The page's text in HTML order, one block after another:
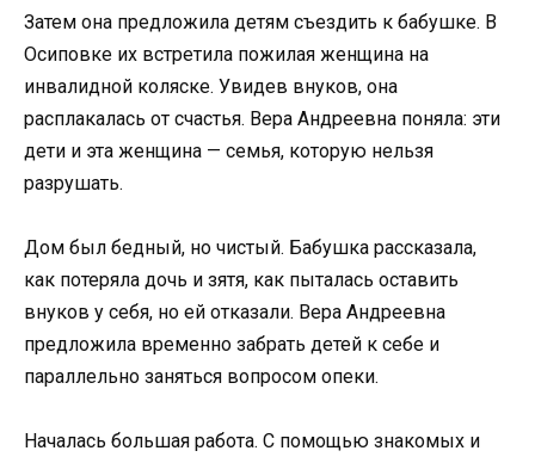
Затем она предложила детям съездить к бабушке. В
Осиповке их встретила пожилая женщина на
инвалидной коляске. Увидев внуков, она
расплакалась от счастья. Вера Андреевна поняла: эти
дети и эта женщина — семья, которую нельзя
разрушать.
Дом был бедный, но чистый. Бабушка рассказала,
как потеряла дочь и зятя, как пыталась оставить
внуков у себя, но ей отказали. Вера Андреевна
предложила временно забрать детей к себе и
параллельно заняться вопросом опеки.
Началась большая работа. С помощью знакомых и